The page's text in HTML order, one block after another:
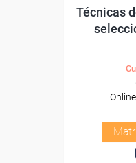
Técnicas